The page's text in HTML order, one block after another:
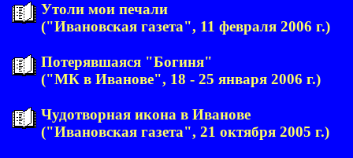
Утоли мои печали
("Ивановская газета", 11 февраля 2006 г.)
Потерявшаяся "Богиня"
("МК в Иванове", 18 - 25 января 2006 г.)
Чудотворная икона в Иванове
("Ивановская газета", 21 октября 2005 г.)